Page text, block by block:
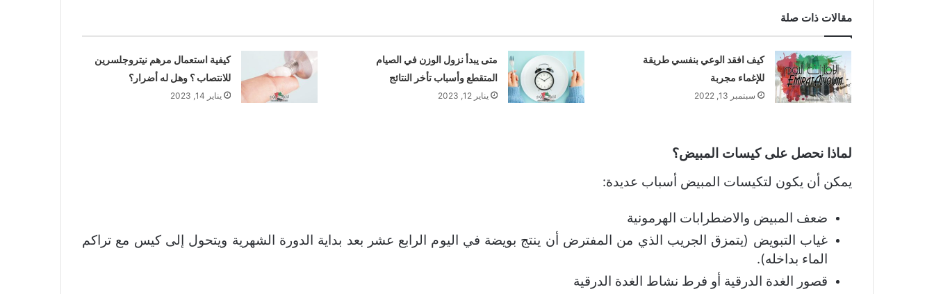
مقالات ذات صلة
كيف افقد الوعي بنفسي طريقة
للإغماء مجربة
سبتمبر 13, 2022
متى يبدأ نزول الوزن في الصيام
المتقطع وأسباب تأخر النتائج
يناير 12, 2023
كيفية استعمال مرهم نيتروجلسرين
للانتصاب ؟ وهل له أضرار؟
يناير 14, 2023
لماذا نحصل على كيسات المبيض؟
يمكن أن يكون لتكيسات المبيض أسباب عديدة:
ضعف المبيض والاضطرابات الهرمونية
غياب التبويض (يتمزق الجريب الذي من المفترض أن ينتج بويضة في اليوم الرابع عشر بعد بداية الدورة الشهرية ويتحول إلى كيس مع تراكم
الماء بداخله).
قصور الغدة الدرقية أو فرط نشاط الغدة الدرقية